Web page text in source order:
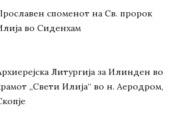
споменот на Св. пророк
во Сиденхам
Литургија за Илинден во
„Свети Илија“ во н. Аеродром,